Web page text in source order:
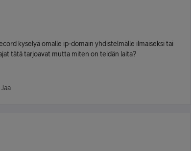
kyselyä omalle ip-domain yhdistelmälle ilmaiseksi tai
tätä tarjoavat mutta miten on teidän laita?
Jaa